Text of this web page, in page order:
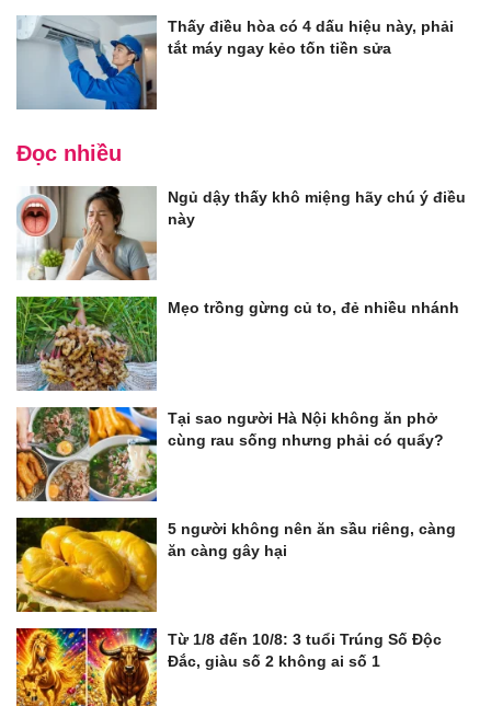
Thấy điều hòa có 4 dấu hiệu này, phải
tắt máy ngay kẻo tốn tiền sửa
Đọc nhiều
Ngủ dậy thấy khô miệng hãy chú ý điều
này
Mẹo trồng gừng củ to, đẻ nhiều nhánh
Tại sao người Hà Nội không ăn phở
cùng rau sống nhưng phải có quẩy?
5 người không nên ăn sầu riêng, càng
ăn càng gây hại
Từ 1/8 đến 10/8: 3 tuổi Trúng Số Độc
Đắc, giàu số 2 không ai số 1